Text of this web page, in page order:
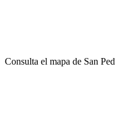
Consulta el mapa de San